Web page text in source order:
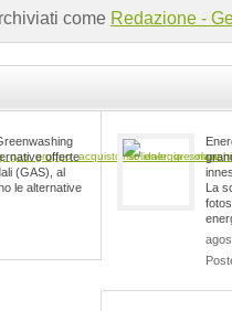
come Redazione -
offerte
(GAS), al
le alternative
La